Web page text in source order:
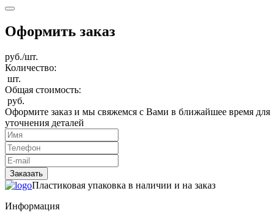
Оформить заказ
руб./шт.
Количество:
шт.
Общая стоимость:
руб.
Оформите заказ и мы свяжемся с Вами в ближайшее время для
уточнения деталей
Заказать
Пластиковая упаковка в наличии и на заказ
Информация